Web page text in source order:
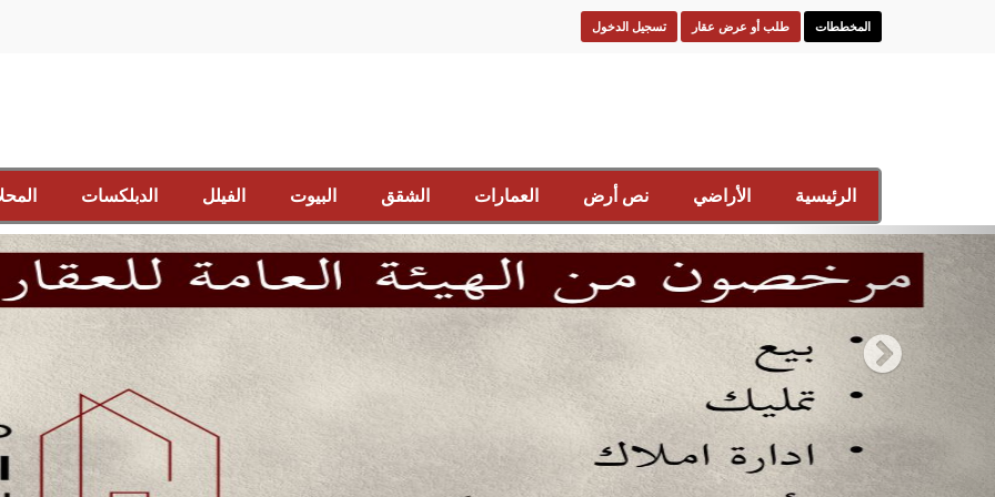
تسجيل الدخول طلب أو عرض عقار المخططات
الدبلكسات الفيلل البيوت الشقق العمارات نص أرض الأراضي الرئيسية